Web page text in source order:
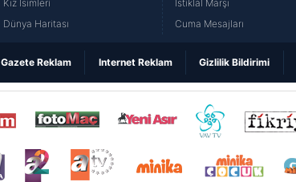
Kız İsimleri
Dünya Haritası
İstiklal Marşı
Cuma Mesajları
Gazete Reklam Internet Reklam Gizlilik Bildirimi